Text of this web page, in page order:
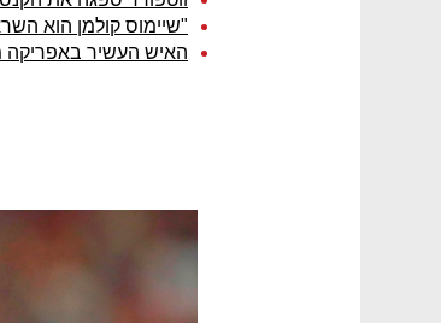
"שיימוס קולמן הוא
האיש העשיר באפריקה